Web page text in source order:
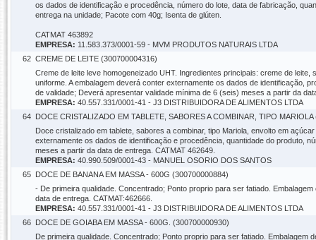
os dados de identificação e procedência, número do lote, data de fabricação,
entrega na unidade; Pacote com 40g; Isenta de glúten.
CATMAT 463892
EMPRESA: 11.583.373/0001-59 - MVM PRODUTOS NATURAIS LTDA
62 CREME DE LEITE (300700004316)
Creme de leite leve homogeneizado UHT. Ingredientes principais: creme de
uniforme. A embalagem deverá conter externamente os dados de identificação,
de validade; Deverá apresentar validade mínima de 6 (seis) meses a partir da
EMPRESA: 40.557.331/0001-41 - J3 DISTRIBUIDORA DE ALIMENTOS LTDA
64 DOCE CRISTALIZADO EM TABLETE, SABORES A COMBINAR, TIPO
Doce cristalizado em tablete, sabores a combinar, tipo Mariola, envolto em
externamente os dados de identificação e procedência, quantidade do produto,
meses a partir da data de entrega. CATMAT 462649.
EMPRESA: 40.990.509/0001-43 - MANUEL OSORIO DOS SANTOS
65 DOCE DE BANANA EM MASSA - 600G (300700000884)
- De primeira qualidade. Concentrado; Ponto proprio para ser fatiado.
data de entrega. CATMAT:462666.
EMPRESA: 40.557.331/0001-41 - J3 DISTRIBUIDORA DE ALIMENTOS LTDA
66 DOCE DE GOIABA EM MASSA - 600G. (300700000930)
De primeira qualidade. Concentrado; Ponto proprio para ser fatiado.